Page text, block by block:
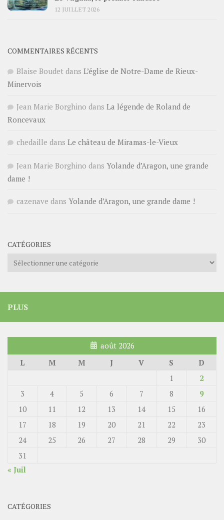
12 JUILLET 2026
COMMENTAIRES RÉCENTS
Blaise Boudet dans L’église de Notre-Dame de Rieux-
Minervois
Jean Marie Borghino dans La légende de Roland de
Roncevaux
chedaille dans Le château de Miramas-le-Vieux
Jean Marie Borghino dans Yolande d’Aragon, une grande
dame !
cazenave dans Yolande d’Aragon, une grande dame !
CATÉGORIES
Catégories
PLUS
août 2026
L
M M J V S
D
1
2
3
4 5 6 7 8
9
10
11 12 13 14 15
16
17
18 19 20 21 22
23
24
25 26 27 28 29
30
31
« Juil
CATÉGORIES